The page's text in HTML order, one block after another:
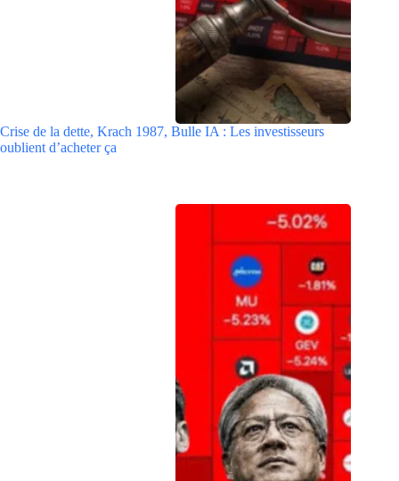
Crise de la dette, Krach 1987, Bulle IA : Les investisseurs
oublient d’acheter ça